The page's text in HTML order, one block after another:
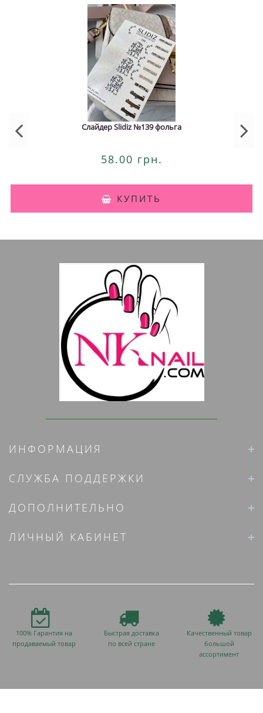
Слайдер Slidiz №139 фольга
58.00 грн.
КУПИТЬ
ИНФОРМАЦИЯ
СЛУЖБА ПОДДЕРЖКИ
ДОПОЛНИТЕЛЬНО
ЛИЧНЫЙ КАБИНЕТ
100% Гарантия на
продаваемый товар
Быстрая доставка
по всей стране
Качественный товар
большой
ассортимент